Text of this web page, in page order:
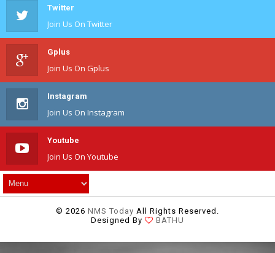
Twitter
Join Us On Twitter
Gplus
Join Us On Gplus
Instagram
Join Us On Instagram
Youtube
Join Us On Youtube
© 2026 NMS Today All Rights Reserved.
Designed By
BATHU